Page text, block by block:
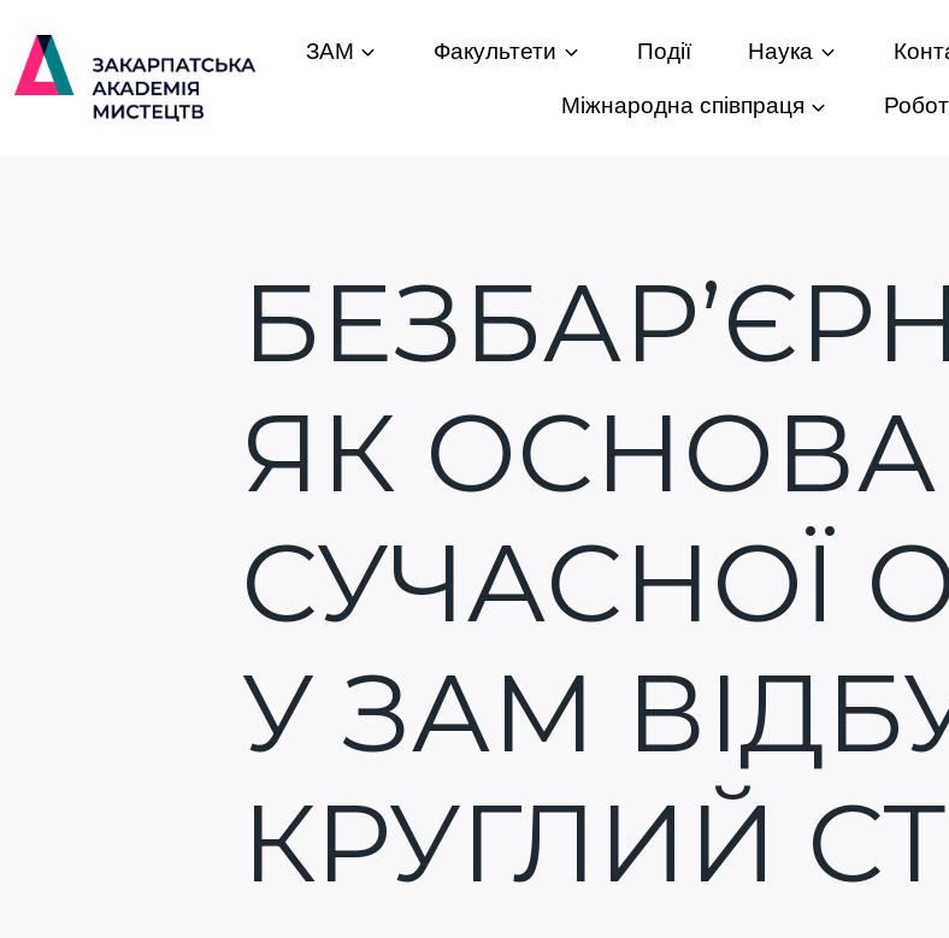
ЗАМ Факультети Події Наука
Міжнародна співпраця
ЯК ОСНОВА
СУЧАСНОЇ
У ЗАМ
КРУГЛИЙ